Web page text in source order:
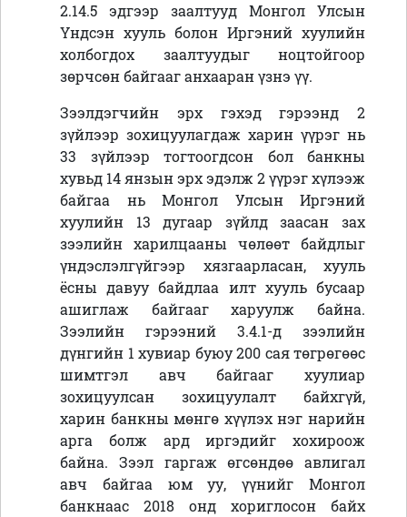
2.14.5 эдгээр заалтууд Монгол Улсын
Үндсэн хууль болон Иргэний хуулийн
холбогдох заалтуудыг ноцтойгоор
зөрчсөн байгааг анхааран үзнэ үү.
Зээлдэгчийн эрх гэхэд гэрээнд 2
зүйлээр зохицуулагдаж харин үүрэг нь
33 зүйлээр тогтоогдсон бол банкны
хувьд 14 янзын эрх эдэлж 2 үүрэг хүлээж
байгаа нь Монгол Улсын Иргэний
хуулийн 13 дугаар зүйлд заасан зах
зээлийн харилцааны чөлөөт байдлыг
үндэслэлгүйгээр хязгаарласан, хууль
ёсны давуу байдлаа илт хууль бусаар
ашиглаж байгааг харуулж байна.
Зээлийн гэрээний 3.4.1-д зээлийн
дүнгийн 1 хувиар буюу 200 сая төгрөгөөс
шимтгэл авч байгааг хуулиар
зохицуулсан зохицуулалт байхгүй,
харин банкны мөнгө хүүлэх нэг нарийн
арга болж ард иргэдийг хохироож
байна. Зээл гаргаж өгсөндөө авлигал
авч байгаа юм уу, үүнийг Монгол
банкнаас 2018 онд хориглосон байх